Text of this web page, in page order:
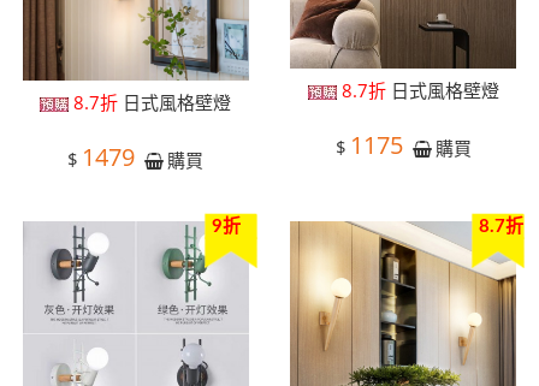
8.7折 日式風格壁燈
$ 1479 購買
8.7折日式風格壁燈
$ 1175 購買
9折 8.7折